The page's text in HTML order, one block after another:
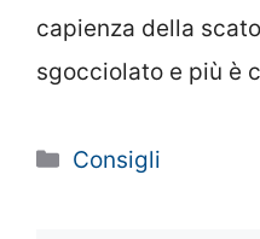
capienza della
sgocciolato e più è
Categorie
Consigli